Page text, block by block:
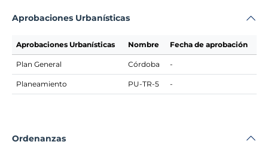
Aprobaciones Urbanísticas
Aprobaciones Urbanísticas Nombre Fecha de aprobación
Plan General Córdoba -
Planeamiento PU-TR-5 -
Ordenanzas